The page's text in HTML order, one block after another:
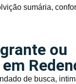
sumária,
ou
de busca,